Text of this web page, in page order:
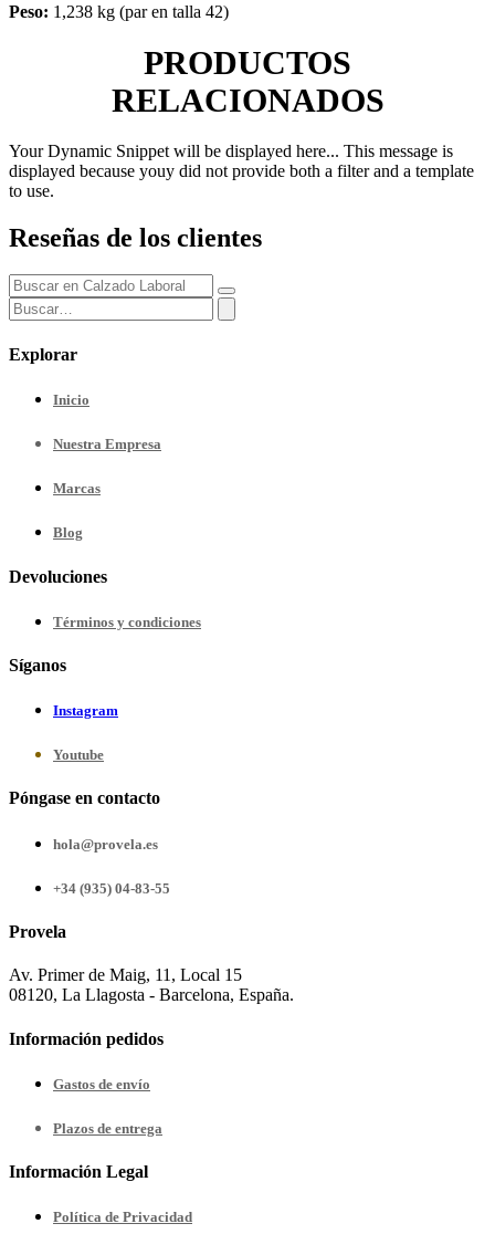
Peso: 1,238 kg (par en talla 42)
PRODUCTOS
RELACIONADOS
Your Dynamic Snippet will be displayed here... This message is
displayed because youy did not provide both a filter and a template
to use.
Reseñas de los clientes
Explorar
Inicio
Nuestra Empresa
Marcas
Blog
Devoluciones
Términos y condiciones
Síganos
Instagram
Youtube
Póngase en contacto
hola@provela.es
+34 (935) 04-83-55
Provela
Av. Primer de Maig, 11, Local 15
08120, La Llagosta - Barcelona, España.
Información pedidos
Gastos de envío
Plazos de entrega
Información Legal
Política de Privacidad